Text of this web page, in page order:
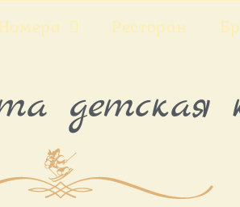
Ресторан
детская